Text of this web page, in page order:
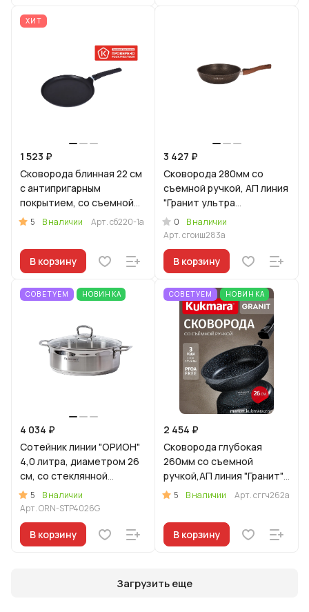
ХИТ
1 523 ₽
Сковорода блинная 22 см
c антипригарным
покрытием, со съемной
ручкой
5 В наличии Арт.сб220-1а
В корзину
3 427 ₽
Сковорода 280мм со
съемной ручкой, АП линия
"Гранит ультра
индукционная"
(Оригинальный)
0
В наличии
Арт.сгоиш283а
В корзину
СОВЕТУЕМ НОВИНКА
4 034 ₽
Сотейник линии "ОРИОН"
4,0 литра, диаметром 26
см, со стеклянной
крышкой
5
В наличии
Арт.ORN-STP4026G
В корзину
СОВЕТУЕМ НОВИНКА
2 454 ₽
Сковорода глубокая
260мм со съемной
ручкой,АП линия "Гранит"
(черный)
5 В наличии Арт.сггч262а
В корзину
Загрузить еще